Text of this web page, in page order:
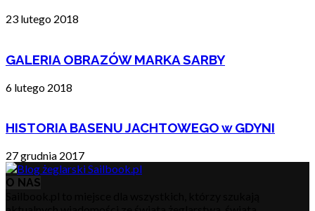
23 lutego 2018
GALERIA OBRAZÓW MARKA SARBY
6 lutego 2018
HISTORIA BASENU JACHTOWEGO w GDYNI
27 grudnia 2017
O NAS